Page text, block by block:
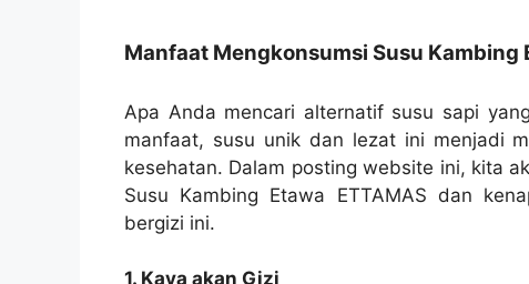
Manfaat Mengkonsumsi Susu Kambing
Apa Anda mencari alternatif susu sapi
manfaat, susu unik dan lezat ini menjadi
kesehatan. Dalam posting website ini, kita
Susu Kambing Etawa ETTAMAS dan
bergizi ini.
1. Kaya akan Gizi